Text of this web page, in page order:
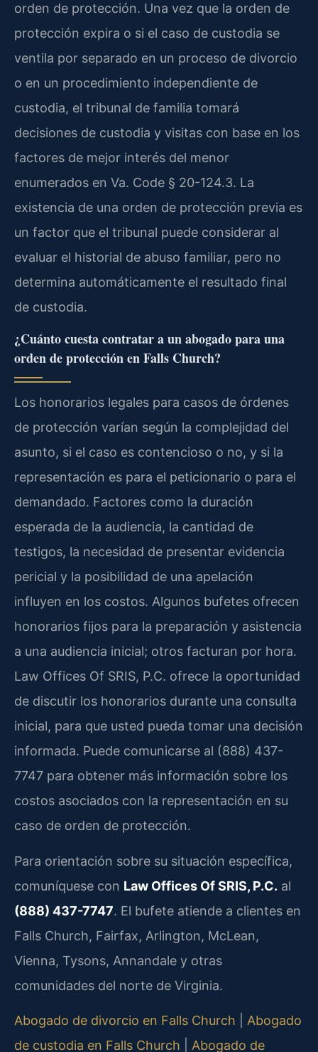
orden de protección. Una vez que la orden de
protección expira o si el caso de custodia se
ventila por separado en un proceso de divorcio
o en un procedimiento independiente de
custodia, el tribunal de familia tomará
decisiones de custodia y visitas con base en los
factores de mejor interés del menor
enumerados en Va. Code § 20-124.3. La
existencia de una orden de protección previa es
un factor que el tribunal puede considerar al
evaluar el historial de abuso familiar, pero no
determina automáticamente el resultado final
de custodia.
¿Cuánto cuesta contratar a un abogado para una
orden de protección en Falls Church?
Los honorarios legales para casos de órdenes
de protección varían según la complejidad del
asunto, si el caso es contencioso o no, y si la
representación es para el peticionario o para el
demandado. Factores como la duración
esperada de la audiencia, la cantidad de
testigos, la necesidad de presentar evidencia
pericial y la posibilidad de una apelación
influyen en los costos. Algunos bufetes ofrecen
honorarios fijos para la preparación y asistencia
a una audiencia inicial; otros facturan por hora.
Law Offices Of SRIS, P.C. ofrece la oportunidad
de discutir los honorarios durante una consulta
inicial, para que usted pueda tomar una decisión
informada. Puede comunicarse al (888) 437-
7747 para obtener más información sobre los
costos asociados con la representación en su
caso de orden de protección.
Para orientación sobre su situación específica,
comuníquese con Law Offices Of SRIS, P.C. al
(888) 437-7747. El bufete atiende a clientes en
Falls Church, Fairfax, Arlington, McLean,
Vienna, Tysons, Annandale y otras
comunidades del norte de Virginia.
Abogado de divorcio en Falls Church
Abogado
de custodia en Falls Church
Abogado de